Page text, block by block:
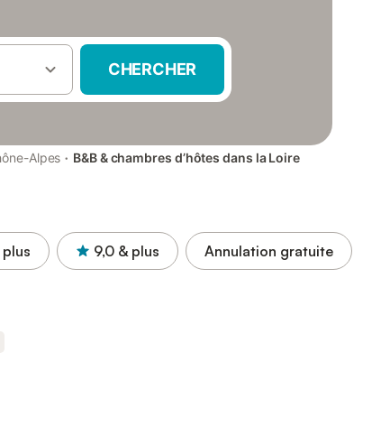
CHERCHER
Alpes · B&B & chambres d’hôtes dans la Loire
plus 9,0 & plus Annulation gratuite